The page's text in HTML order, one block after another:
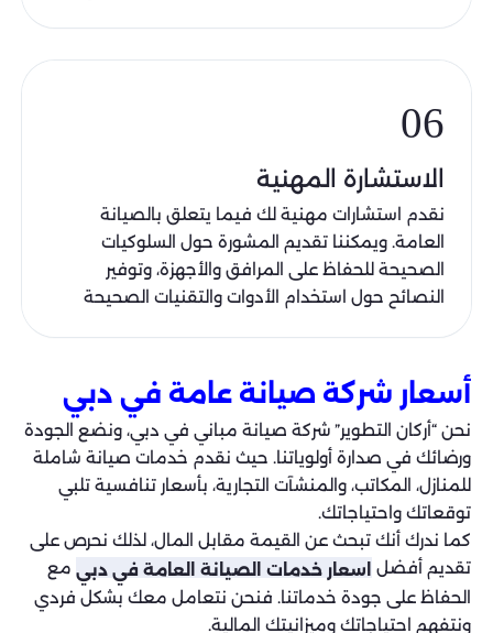
06
الاستشارة المهنية
نقدم استشارات مهنية لك فيما يتعلق بالصيانة
العامة. ويمكننا تقديم المشورة حول السلوكيات
الصحيحة للحفاظ على المرافق والأجهزة، وتوفير
النصائح حول استخدام الأدوات والتقنيات الصحيحة
أسعار شركة صيانة عامة في دبي
نحن “أركان التطوير” شركة صيانة مباني في دبي، ونضع الجودة
ورضائك في صدارة أولوياتنا. حيث نقدم خدمات صيانة شاملة
للمنازل، المكاتب، والمنشآت التجارية، بأسعار تنافسية تلبي
توقعاتك واحتياجاتك.
كما ندرك أنك تبحث عن القيمة مقابل المال، لذلك نحرص على
تقديم أفضل اسعار خدمات الصيانة العامة في دبي مع
الحفاظ على جودة خدماتنا. فنحن نتعامل معك بشكل فردي
ونتفهم احتياجاتك وميزانيتك المالية.